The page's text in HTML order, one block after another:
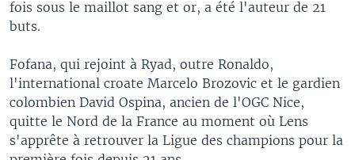
fois sous le maillot sang et or, a été l'auteur de 21
buts.
Fofana, qui rejoint à Ryad, outre Ronaldo,
l'international croate Marcelo Brozovic et le gardien
colombien David Ospina, ancien de l'OGC Nice,
quitte le Nord de la France au moment où Lens
s'apprête à retrouver la Ligue des champions pour la